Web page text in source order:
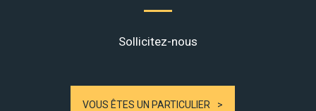
Sollicitez-nous
VOUS ÊTES UN PARTICULIER